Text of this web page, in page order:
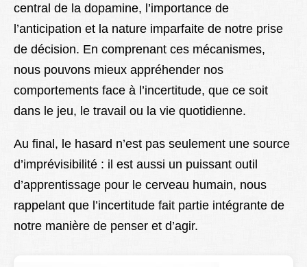
central de la dopamine, l’importance de
l’anticipation et la nature imparfaite de notre prise
de décision. En comprenant ces mécanismes,
nous pouvons mieux appréhender nos
comportements face à l’incertitude, que ce soit
dans le jeu, le travail ou la vie quotidienne.
Au final, le hasard n’est pas seulement une source
d’imprévisibilité : il est aussi un puissant outil
d’apprentissage pour le cerveau humain, nous
rappelant que l’incertitude fait partie intégrante de
notre manière de penser et d’agir.